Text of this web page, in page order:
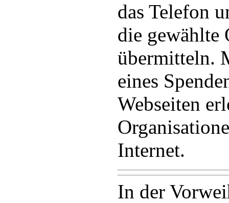
das Telefon
die gewählte
übermitteln.
eines
Webseiten
Internet.
In der